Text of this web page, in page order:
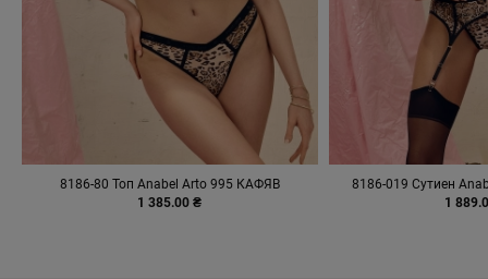
8186-80 Топ Anabel Arto 995 КАФЯВ
1 385.00 ₴
8186-019 Сутиен
1